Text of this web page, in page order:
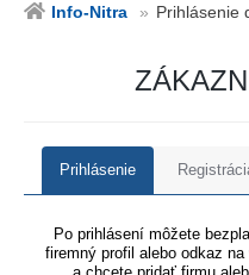
Info-Nitra Prihlásenie
Prihlásenie
Po prihlásení môžete
firemný profil alebo odkaz